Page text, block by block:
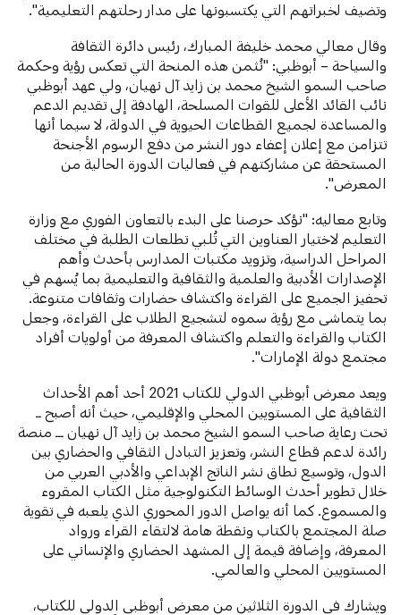
وتضيف لخبراتهم التي يكتسبونها على مدار رحلتهم التعليمية".
وقال معالي محمد خليفة المبارك، رئيس دائرة الثقافة
والسياحة – أبوظبي: "نُثمن هذه المنحة التي تعكس رؤية وحكمة
صاحب السمو الشيخ محمد بن زايد آل نهيان، ولي عهد أبوظبي
نائب القائد الأعلى للقوات المسلحة، الهادفة إلى تقديم الدعم
والمساعدة لجميع القطاعات الحيوية في الدولة، لا سيما أنها
تتزامن مع إعلان إعفاء دور النشر من دفع الرسوم الأجنحة
المستحقة عن مشاركتهم في فعاليات الدورة الحالية من
المعرض".
وتابع معاليه: "نؤكد حرصنا على البدء بالتعاون الفوري مع وزارة
التعليم لاختيار العناوين التي تُلبي تطلعات الطلبة في مختلف
المراحل الدراسية، وتزويد مكتبات المدارس بأحدث وأهم
الإصدارات الأدبية والعلمية والثقافية والتعليمية بما يُسهم في
تحفيز الجميع على القراءة واكتشاف حضارات وثقافات متنوعة.
بما يتماشى مع رؤية سموه لتشجيع الطلاب على القراءة، وجعل
الكتاب والقراءة والتعلم واكتشاف المعرفة من أولويات أفراد
مجتمع دولة الإمارات".
ويعد معرض أبوظبي الدولي للكتاب 2021 أحد أهم الأحداث
الثقافية على المستويين المحلي والإقليمي، حيث أنه أصبح ــ
تحت رعاية صاحب السمو الشيخ محمد بن زايد آل نهيان ـــ منصة
رائدة لدعم قطاع النشر، وتعزيز التبادل الثقافي والحضاري بين
الدول، وتوسيع نطاق نشر الناتج الإبداعي والأدبي العربي من
خلال تطوير أحدث الوسائط التكنولوجية مثل الكتاب المقروء
والمسموع. كما أنه يواصل الدور المحوري الذي يلعبه في تقوية
صلة المجتمع بالكتاب ونقطة هامة لالتقاء القراء ورواد
المعرفة، وإضافة قيمة إلى المشهد الحضاري والإنساني على
المستويين المحلي والعالمي.
ويشارك في الدورة الثلاثين من معرض أبوظبي الدولي للكتاب،